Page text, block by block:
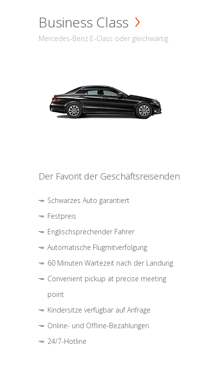
Business Class
Mercedes-Benz E-Class oder gleichwärtig
Der Favorit der Geschäftsreisenden
Schwarzes Auto garantiert
Festpreis
Englischsprechender Fahrer
Automatische Flugmitverfolgung
60 Minuten Wartezeit nach der Landung
Convenient pickup at precise meeting
point
Kindersitze verfügbar auf Anfrage
Online- und Offline-Bezahlungen
24/7-Hotline